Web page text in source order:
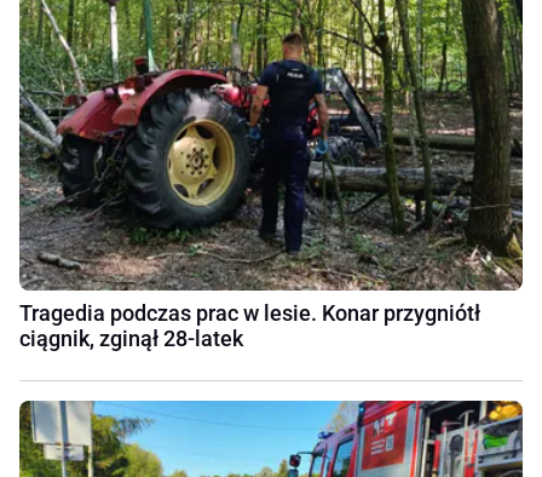
Tragedia podczas prac w lesie. Konar przygniótł
ciągnik, zginął 28-latek